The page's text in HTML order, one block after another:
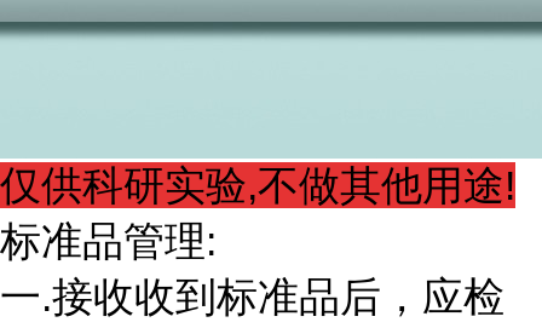
仅供科研实验,不做其他用途!
标准品管理:
一.接收收到标准品后，应检